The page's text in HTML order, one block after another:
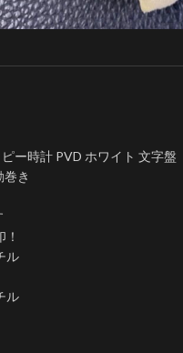
ー時計 PVD ​​ホワイト 文字盤
き
ル
ル